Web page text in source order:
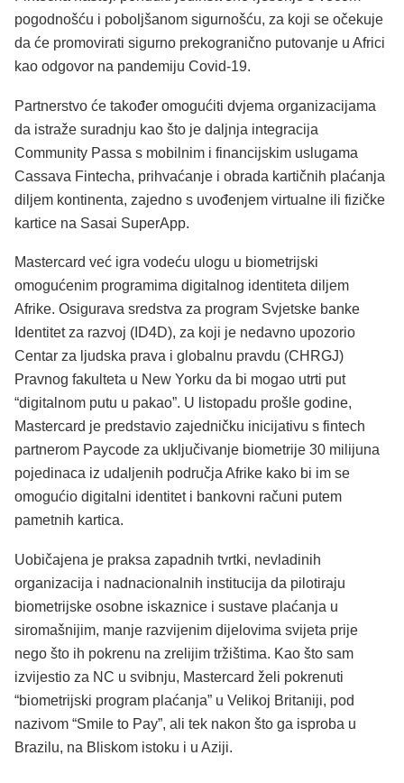
pogodnošću i poboljšanom sigurnošću, za koji se očekuje
da će promovirati sigurno prekogranično putovanje u Africi
kao odgovor na pandemiju Covid-19.
Partnerstvo će također omogućiti dvjema organizacijama
da istraže suradnju kao što je daljnja integracija
Community Passa s mobilnim i financijskim uslugama
Cassava Fintecha, prihvaćanje i obrada kartičnih plaćanja
diljem kontinenta, zajedno s uvođenjem virtualne ili fizičke
kartice na Sasai SuperApp.
Mastercard već igra vodeću ulogu u biometrijski
omogućenim programima digitalnog identiteta diljem
Afrike. Osigurava sredstva za program Svjetske banke
Identitet za razvoj (ID4D), za koji je nedavno upozorio
Centar za ljudska prava i globalnu pravdu (CHRGJ)
Pravnog fakulteta u New Yorku da bi mogao utrti put
“digitalnom putu u pakao”. U listopadu prošle godine,
Mastercard je predstavio zajedničku inicijativu s fintech
partnerom Paycode za uključivanje biometrije 30 milijuna
pojedinaca iz udaljenih područja Afrike kako bi im se
omogućio digitalni identitet i bankovni računi putem
pametnih kartica.
Uobičajena je praksa zapadnih tvrtki, nevladinih
organizacija i nadnacionalnih institucija da pilotiraju
biometrijske osobne iskaznice i sustave plaćanja u
siromašnijim, manje razvijenim dijelovima svijeta prije
nego što ih pokrenu na zrelijim tržištima. Kao što sam
izvijestio za NC u svibnju, Mastercard želi pokrenuti
“biometrijski program plaćanja” u Velikoj Britaniji, pod
nazivom “Smile to Pay”, ali tek nakon što ga isproba u
Brazilu, na Bliskom istoku i u Aziji.